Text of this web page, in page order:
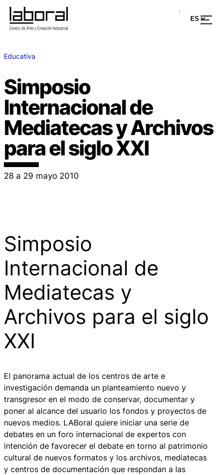
Educativa
Simposio
Internacional de
Mediatecas y Archivos
para el siglo XXI
28 a 29 mayo 2010
Simposio
Internacional de
Mediatecas y
Archivos para el siglo
XXI
El panorama actual de los centros de arte e
investigación demanda un planteamiento nuevo y
transgresor en el modo de conservar, documentar y
poner al alcance del usuario los fondos y proyectos de
nuevos medios. LABoral quiere iniciar una serie de
debates en un foro internacional de expertos con
intención de favorecer el debate en torno al patrimonio
cultural de nuevos formatos y los archivos, mediatecas
y centros de documentación que respondan a las